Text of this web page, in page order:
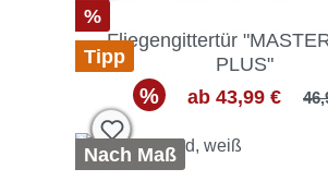
%
Tipp
Fliegengittertür
PLUS"
% ab 43,99 €
Nach Maß